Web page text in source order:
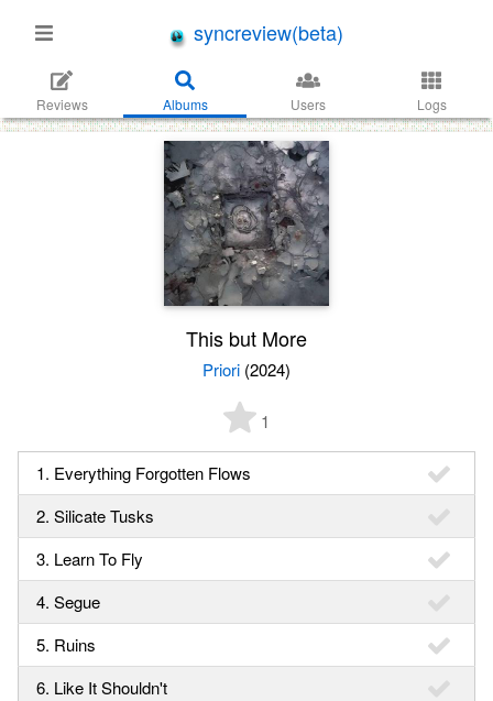
syncreview(beta)
Reviews Albums Users Logs
This but More
Priori (2024)
1
1. Everything Forgotten Flows
2. Silicate Tusks
3. Learn To Fly
4. Segue
5. Ruins
6. Like It Shouldn't